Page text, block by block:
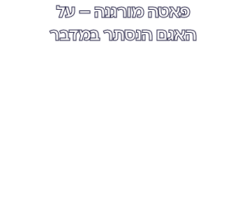
פאטה מורגנה – על
האגם הנסתר במדבר